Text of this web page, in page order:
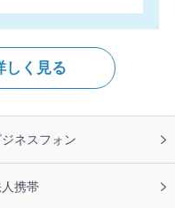
お問い合わせを頂きま
しく見る
ジネスフォン
携帯